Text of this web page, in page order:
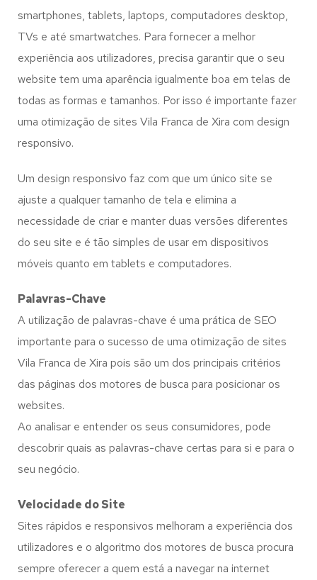
smartphones, tablets, laptops, computadores desktop,
TVs e até smartwatches. Para fornecer a melhor
experiência aos utilizadores, precisa garantir que o seu
website tem uma aparência igualmente boa em telas de
todas as formas e tamanhos. Por isso é importante fazer
uma otimização de sites Vila Franca de Xira com design
responsivo.
Um design responsivo faz com que um único site se
ajuste a qualquer tamanho de tela e elimina a
necessidade de criar e manter duas versões diferentes
do seu site e é tão simples de usar em dispositivos
móveis quanto em tablets e computadores.
Palavras-Chave
A utilização de palavras-chave é uma prática de SEO
importante para o sucesso de uma otimização de sites
Vila Franca de Xira pois são um dos principais critérios
das páginas dos motores de busca para posicionar os
websites.
Ao analisar e entender os seus consumidores, pode
descobrir quais as palavras-chave certas para si e para o
seu negócio.
Velocidade do Site
Sites rápidos e responsivos melhoram a experiência dos
utilizadores e o algoritmo dos motores de busca procura
sempre oferecer a quem está a navegar na internet